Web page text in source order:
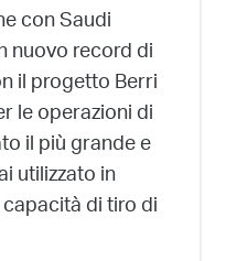
con Saudi
nuovo record di
il progetto Berri
le operazioni di
il più grande e
utilizzato in
di tiro di